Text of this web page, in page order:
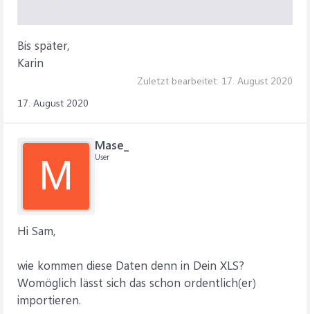
Bis später,
Karin
Zuletzt bearbeitet: 17. August 2020
17. August 2020
M
Mase_
User
Hi Sam,
wie kommen diese Daten denn in Dein XLS?
Womöglich lässt sich das schon ordentlich(er)
importieren.